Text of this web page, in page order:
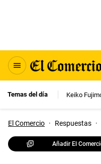
Temas del día Keiko
El Comercio · Respuestas ·
Añadir El